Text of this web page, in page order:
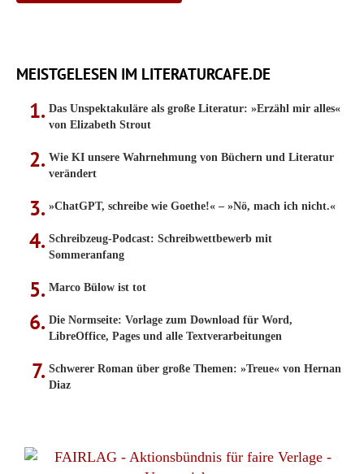
MEISTGELESEN IM LITERATURCAFE.DE
Das Unspektakuläre als große Literatur: »Erzähl mir alles«
von Elizabeth Strout
Wie KI unsere Wahrnehmung von Büchern und Literatur
verändert
»ChatGPT, schreibe wie Goethe!« – »Nö, mach ich nicht.«
Schreibzeug-Podcast: Schreibwettbewerb mit
Sommeranfang
Marco Bülow ist tot
Die Normseite: Vorlage zum Download für Word,
LibreOffice, Pages und alle Textverarbeitungen
Schwerer Roman über große Themen: »Treue« von Hernan
Diaz